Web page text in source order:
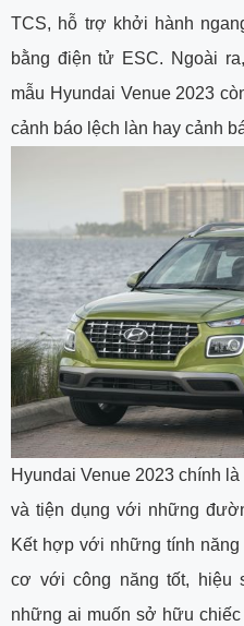
TCS, hỗ trợ khởi hành
bằng điện tử ESC. Ngoài
mẫu Hyundai Venue 2023
cảnh báo lệch làn hay cảnh
Hyundai Venue 2023 chính
và tiện dụng với những
Kết hợp với những tính
cơ với công năng tốt, hiệu
những ai muốn sở hữu